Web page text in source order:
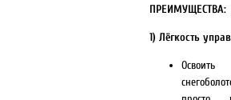
ПРЕИМУЩЕСТВА:
1) Лёгкость